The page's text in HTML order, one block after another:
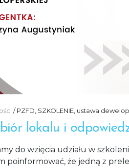
PZFD SZKOLENIE ustawa
lokalu i
do wzięcia udziału w
poinformować, że jedną z